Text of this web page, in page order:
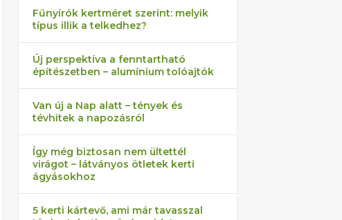
Fűnyírók kertméret szerint: melyik
típus illik a telkedhez?
Új perspektíva a fenntartható
építészetben – alumínium tolóajtók
Van új a Nap alatt – tények és
tévhitek a napozásról
Így még biztosan nem ültettél
virágot – látványos ötletek kerti
ágyásokhoz
5 kerti kártevő, ami már tavasszal